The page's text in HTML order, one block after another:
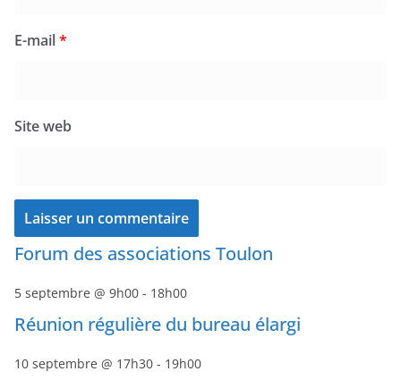
E-mail*
Site web
Forum des associations Toulon
5 septembre @ 9h00 - 18h00
Réunion régulière du bureau élargi
10 septembre @ 17h30 - 19h00